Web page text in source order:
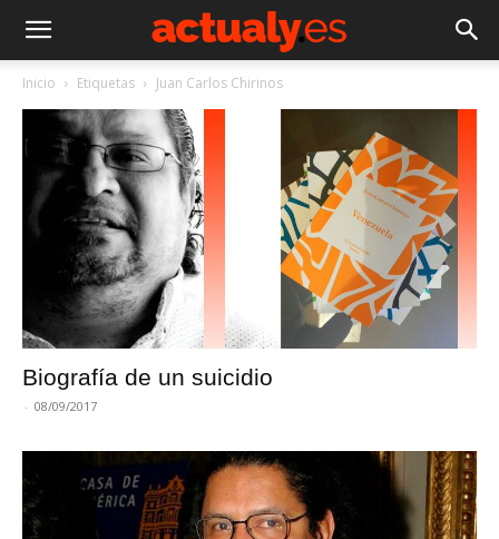
Inicio Etiquetas Juan Carlos Chirinos
Biografía de un suicidio
- 08/09/2017